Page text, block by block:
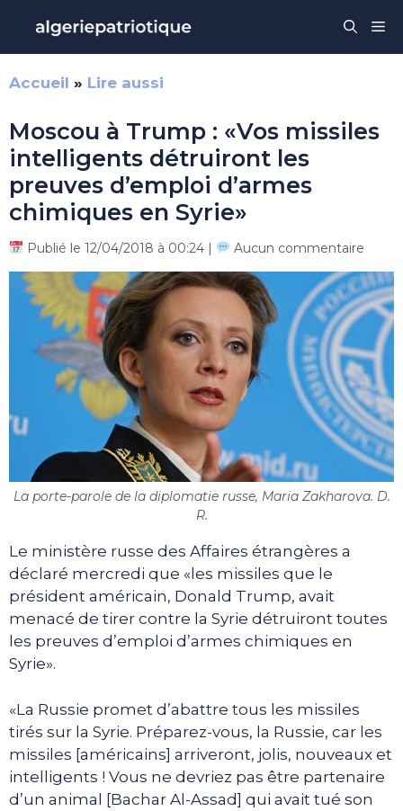
contenu
Accueil » Lire aussi
Moscou à Trump : «Vos missiles
intelligents détruiront les
preuves d’emploi d’armes
chimiques en Syrie»
Publié le 12/04/2018 à 00:24 | Aucun commentaire
La porte-parole de la diplomatie russe, Maria Zakharova. D.
R.
Le ministère russe des Affaires étrangères a
déclaré mercredi que «les missiles que le
président américain, Donald Trump, avait
menacé de tirer contre la Syrie détruiront toutes
les preuves d’emploi d’armes chimiques en
Syrie».
«La Russie promet d’abattre tous les missiles
tirés sur la Syrie. Préparez-vous, la Russie, car les
missiles [américains] arriveront, jolis, nouveaux et
intelligents ! Vous ne devriez pas être partenaire
d’un animal [Bachar Al-Assad] qui avait tué son